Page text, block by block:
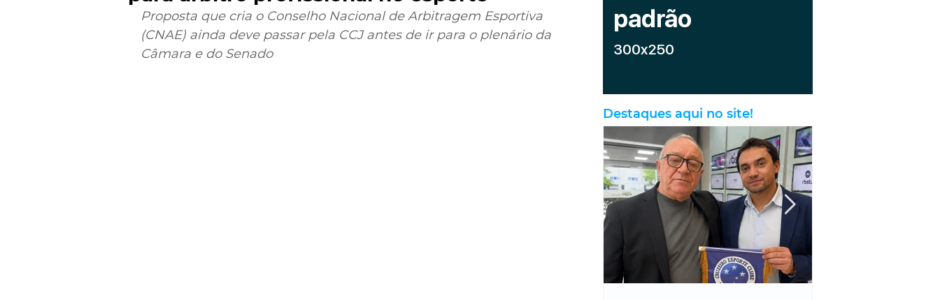
Proposta que cria o Conselho Nacional de Arbitragem Esportiva
(CNAE) ainda deve passar pela CCJ antes de ir para o plenário da
Câmara e do Senado
Destaques aqui no site!